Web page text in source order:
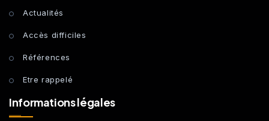
Actualités
Accès difficiles
Références
Etre rappelé
Informations légales